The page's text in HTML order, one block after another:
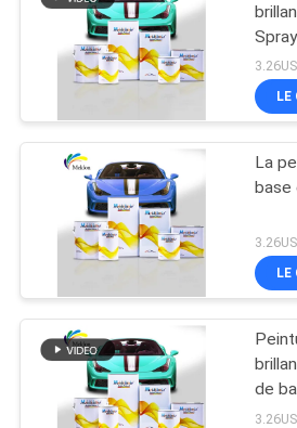
CONTACT
DEMANDE
DE
SOUMISSION
PLAN
Pâte de
pour voiture
Peinture de
voiture
aux
LE
La
LE
de